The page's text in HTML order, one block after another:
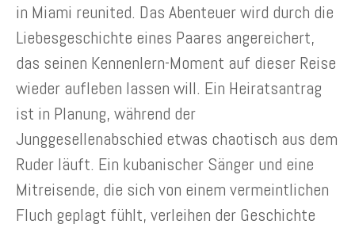
in Miami reunited. Das Abenteuer wird durch die
Liebesgeschichte eines Paares angereichert,
das seinen Kennenlern-Moment auf dieser Reise
wieder aufleben lassen will. Ein Heiratsantrag
ist in Planung, während der
Junggesellenabschied etwas chaotisch aus dem
Ruder läuft. Ein kubanischer Sänger und eine
Mitreisende, die sich von einem vermeintlichen
Fluch geplagt fühlt, verleihen der Geschichte